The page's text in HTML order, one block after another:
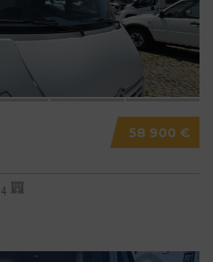
58 900 €
4